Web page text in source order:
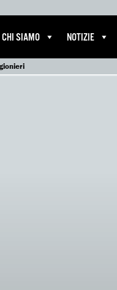
CHI SIAMO NOTIZIE